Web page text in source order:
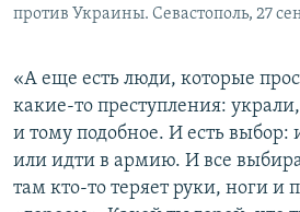
против Украины. Севастополь, 27
«А еще есть люди, которые
какие-то преступления:
и тому подобное. И есть выбор:
или идти в армию. И все
там кто-то теряет руки, ноги и